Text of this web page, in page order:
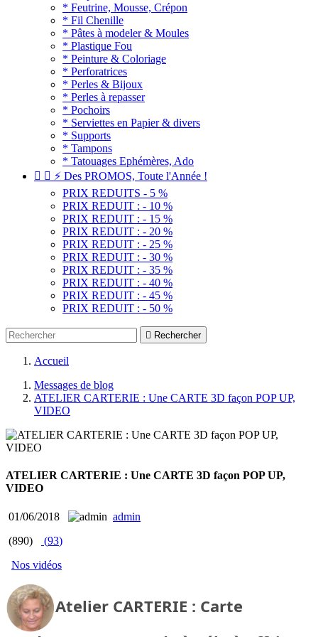
* Feutrine, Mousse, Crépon
* Fil Chenille
* Pâtes à modeler & Moules
* Plastique Fou
* Peinture & Coloriage
* Perforatrices
* Perles & Bijoux
* Perles à repasser
* Pochoirs
* Serviettes en Papier & divers
* Supports
* Tampons
* Tatouages Ephémères, Ado
  ⚡ Des PROMOS, Toute l'Année !
PRIX REDUITS - 5 %
PRIX REDUIT : - 10 %
PRIX REDUIT : - 15 %
PRIX REDUIT : - 20 %
PRIX REDUIT : - 25 %
PRIX REDUIT : - 30 %
PRIX REDUIT : - 35 %
PRIX REDUIT : - 40 %
PRIX REDUIT : - 45 %
PRIX REDUIT : - 50 %
 Rechercher
Accueil
Messages de blog
ATELIER CARTERIE : Une CARTE 3D façon POP UP,
VIDEO
ATELIER CARTERIE : Une CARTE 3D façon POP UP,
VIDEO
01/06/2018
admin
(890)
(93)
Nos vidéos
Atelier CARTERIE : Carte